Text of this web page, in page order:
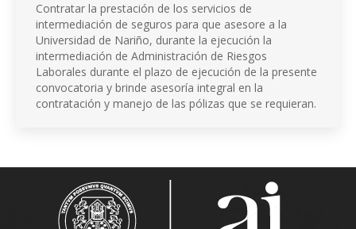
Contratar la prestación de los servicios de
intermediación de seguros para que asesore a la
Universidad de Nariño, durante la ejecución la
intermediación de Administración de Riesgos
Laborales durante el plazo de ejecución de la presente
convocatoria y brinde asesoría integral en la
contratación y manejo de las pólizas que se requieran.